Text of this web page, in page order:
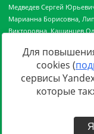
Источник:https://
inostrannyih-
Для
cookies (
сервисы
которые